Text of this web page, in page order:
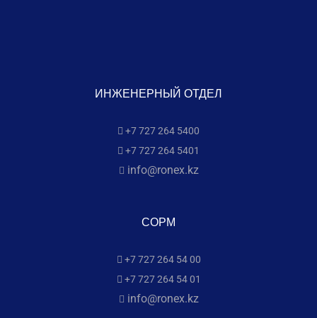
ИНЖЕНЕРНЫЙ ОТДЕЛ
+7 727 264 5400
+7 727 264 5401
info@ronex.kz
СОРМ
+7 727 264 54 00
+7 727 264 54 01
info@ronex.kz